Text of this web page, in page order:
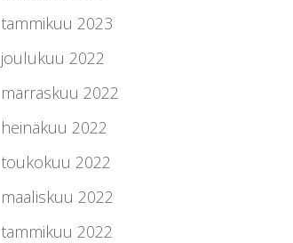
tammikuu 2023
joulukuu 2022
marraskuu 2022
heinäkuu 2022
toukokuu 2022
maaliskuu 2022
tammikuu 2022